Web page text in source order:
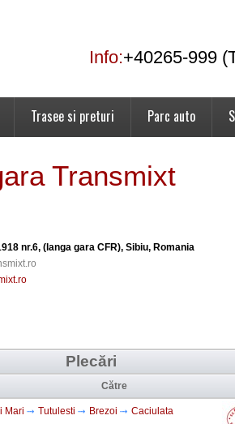
Info:+40265-999
Trasee si preturi Parc auto
Transmixt
nr.6, (langa gara CFR), Sibiu, Romania
Plecări
Către
Mari Tutulesti Brezoi
Caciulata